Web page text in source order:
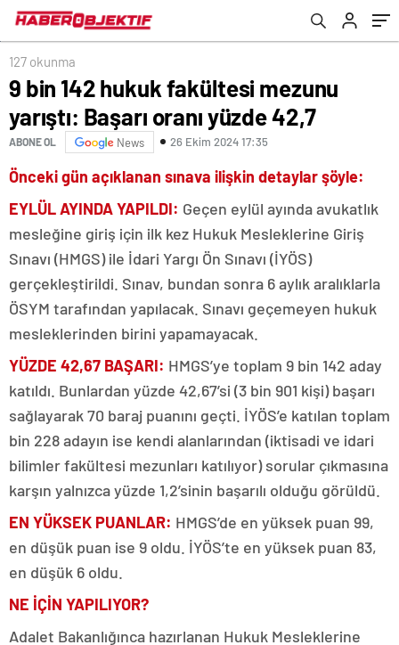
127 okunma
9 bin 142 hukuk fakültesi mezunu
yarıştı: Başarı oranı yüzde 42,7
ABONE OL News 26 Ekim 2024 17:35
Önceki gün açıklanan sınava ilişkin detaylar şöyle:
EYLÜL AYINDA YAPILDI: Geçen eylül ayında avukatlık
mesleğine giriş için ilk kez Hukuk Mesleklerine Giriş
Sınavı (HMGS) ile İdari Yargı Ön Sınavı (İYÖS)
gerçekleştirildi. Sınav, bundan sonra 6 aylık aralıklarla
ÖSYM tarafından yapılacak. Sınavı geçemeyen hukuk
mesleklerinden birini yapamayacak.
YÜZDE 42,67 BAŞARI: HMGS’ye toplam 9 bin 142 aday
katıldı. Bunlardan yüzde 42,67’si (3 bin 901 kişi) başarı
sağlayarak 70 baraj puanını geçti. İYÖS’e katılan toplam
bin 228 adayın ise kendi alanlarından (iktisadi ve idari
bilimler fakültesi mezunları katılıyor) sorular çıkmasına
karşın yalnızca yüzde 1,2’sinin başarılı olduğu görüldü.
EN YÜKSEK PUANLAR: HMGS’de en yüksek puan 99,
en düşük puan ise 9 oldu. İYÖS’te en yüksek puan 83,
en düşük 6 oldu.
NE İÇİN YAPILIYOR?
Adalet Bakanlığınca hazırlanan Hukuk Mesleklerine